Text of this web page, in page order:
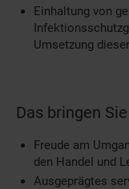
Einhaltung von
Umsetzung
Das bringen
Freude am
den Handel und
Ausgeprägtes